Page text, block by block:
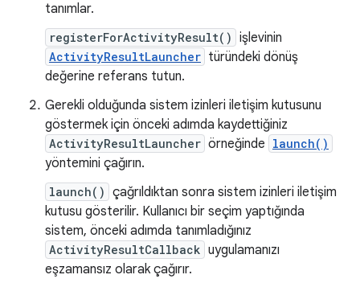
tanımlar.
registerForActivityResult() işlevinin
ActivityResultLauncher türündeki dönüş
değerine referans tutun.
Gerekli olduğunda sistem izinleri iletişim kutusunu
göstermek için önceki adımda kaydettiğiniz
ActivityResultLauncher örneğinde launch()
yöntemini çağırın.
launch() çağrıldıktan sonra sistem izinleri iletişim
kutusu gösterilir. Kullanıcı bir seçim yaptığında
sistem, önceki adımda tanımladığınız
ActivityResultCallback uygulamanızı
eşzamansız olarak çağırır.